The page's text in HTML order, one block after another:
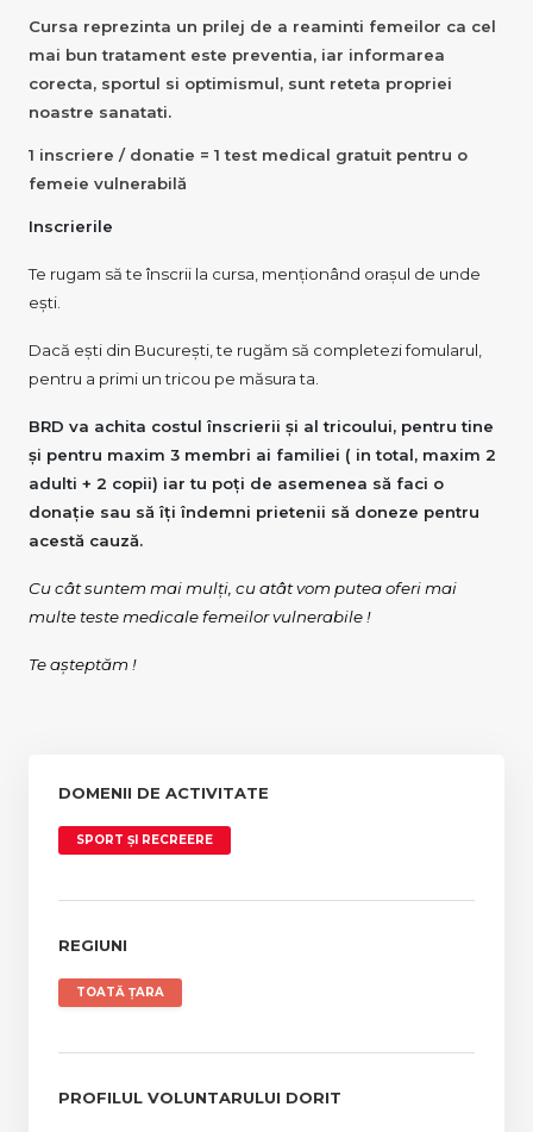
Cursa reprezinta un prilej de a reaminti femeilor ca cel
mai bun tratament este preventia, iar informarea
corecta, sportul si optimismul, sunt reteta propriei
noastre sanatati.
1 inscriere / donatie = 1 test medical gratuit pentru o
femeie vulnerabilă
Inscrierile
Te rugam să te înscrii la cursa, menționând orașul de unde
ești.
Dacă ești din București, te rugăm să completezi fomularul,
pentru a primi un tricou pe măsura ta.
BRD va achita costul înscrierii și al tricoului, pentru tine
și pentru maxim 3 membri ai familiei ( in total, maxim 2
adulti + 2 copii) iar tu poți de asemenea să faci o
donație sau să îți îndemni prietenii să doneze pentru
acestă cauză.
Cu cât suntem mai mulți, cu atât vom putea oferi mai
multe teste medicale femeilor vulnerabile !
Te așteptăm !
DOMENII DE ACTIVITATE
SPORT ȘI RECREERE
REGIUNI
TOATĂ ȚARA
PROFILUL VOLUNTARULUI DORIT